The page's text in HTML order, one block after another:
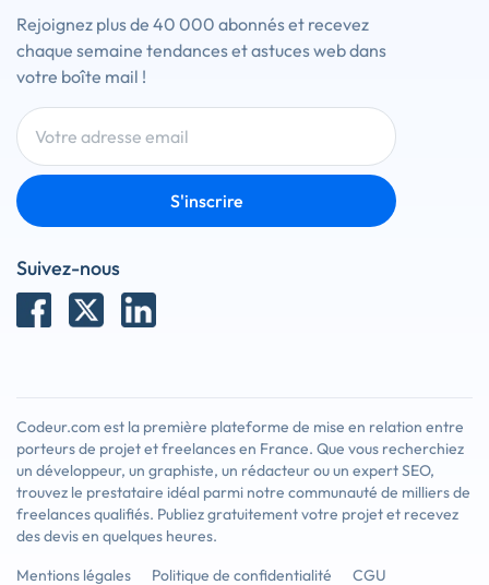
Rejoignez plus de 40 000 abonnés et recevez
chaque semaine tendances et astuces web dans
votre boîte mail !
S'inscrire
Suivez-nous
Codeur.com est la première plateforme de mise en relation entre
porteurs de projet et freelances en France. Que vous recherchiez
un développeur, un graphiste, un rédacteur ou un expert SEO,
trouvez le prestataire idéal parmi notre communauté de milliers de
freelances qualifiés. Publiez gratuitement votre projet et recevez
des devis en quelques heures.
Mentions légales
Politique de confidentialité CGU